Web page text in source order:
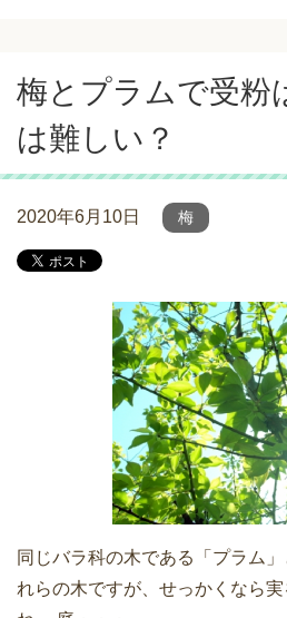
梅とプラムで受粉
は難しい？
2020年6月10日 梅
同じバラ科の木である「プラム
れらの木ですが、せっかくなら